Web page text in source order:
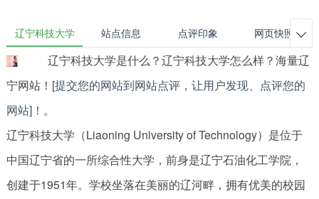
辽宁科技大学 站点信息 点评印象 网页快照 
辽宁科技大学是什么？辽宁科技大学怎么样？海量辽
宁网站！ [提交您的网站到网站点评，让用户发现、点评您的
网站]！ 。
辽宁科技大学（Liaoning University of Technology）是位于
中国辽宁省的一所综合性大学，前身是辽宁石油化工学院，
创建于1951年。学校坐落在美丽的辽河畔，拥有优美的校园